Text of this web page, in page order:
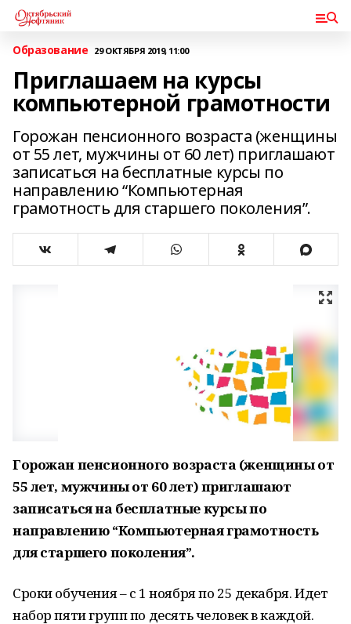
Образование 29 ОКТЯБРЯ 2019, 11:00
Приглашаем на курсы
компьютерной грамотности
Горожан пенсионного возраста (женщины
от 55 лет, мужчины от 60 лет) приглашают
записаться на бесплатные курсы по
направлению “Компьютерная
грамотность для старшего поколения”.
Горожан пенсионного возраста (женщины от
55 лет, мужчины от 60 лет) приглашают
записаться на бесплатные курсы по
направлению “Компьютерная грамотность
для старшего поколения”.
Сроки обучения – с 1 ноября по 25 декабря. Идет
набор пяти групп по десять человек в каждой.